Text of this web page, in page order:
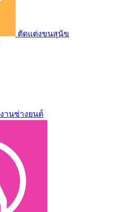
ตัดแต่งขนสุนัข
งานช่างยนต์